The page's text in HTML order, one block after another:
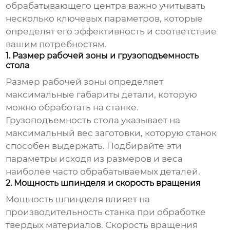
обрабатывающего центра важно учитывать
несколько ключевых параметров, которые
определят его эффективность и соответствие
вашим потребностям.
1. Размер рабочей зоны и грузоподъемность
стола
Размер рабочей зоны определяет
максимальные габариты детали, которую
можно обработать на станке.
Грузоподъемность стола указывает на
максимальный вес заготовки, которую станок
способен выдержать. Подбирайте эти
параметры исходя из размеров и веса
наиболее часто обрабатываемых деталей.
2. Мощность шпинделя и скорость вращения
Мощность шпинделя влияет на
производительность станка при обработке
твердых материалов. Скорость вращения